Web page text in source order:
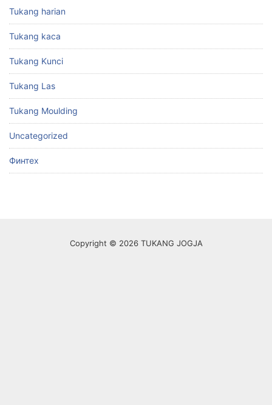
Tukang harian
Tukang kaca
Tukang Kunci
Tukang Las
Tukang Moulding
Uncategorized
Финтех
Copyright © 2026 TUKANG JOGJA